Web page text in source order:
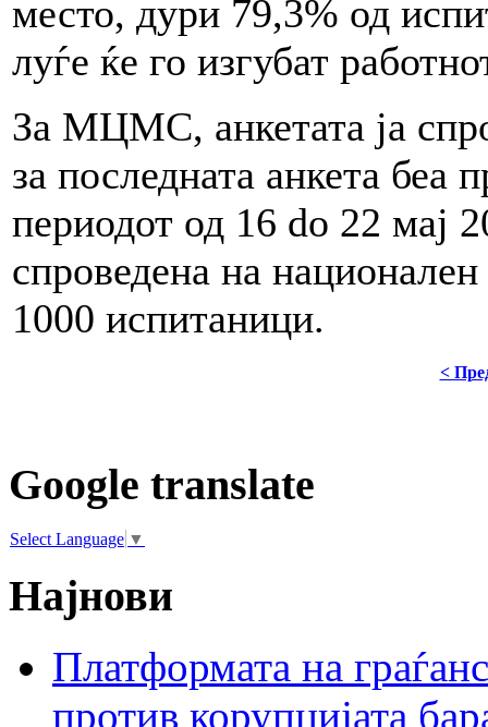
место, дури 79,3% од
луѓе ќе го изгубат
За МЦМС, анкетата ја
за последната анкета беа
периодот од 16 do 22 мај
спроведена на
1000 испитаници.
<
Google translate
Select Language ▼
Најнови
Платформата на
против корупцијата